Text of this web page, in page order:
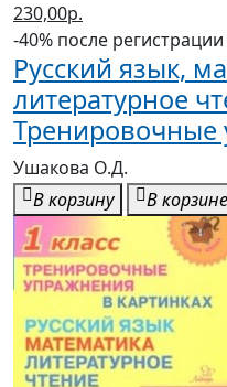
230,00р.
-40% после регистрации
Русский язык,
литературное
Тренировочные
Ушакова О.Д.
В корзину
В корзине